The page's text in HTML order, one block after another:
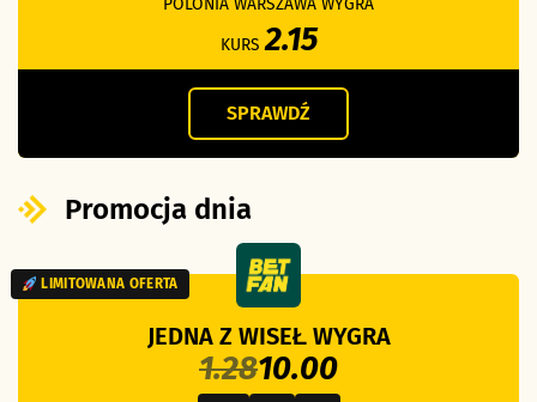
POLONIA WARSZAWA WYGRA
KURS2.15
SPRAWDŹ
Promocja dnia
LIMITOWANA OFERTA
JEDNA Z WISEŁ WYGRA
1.2810.00